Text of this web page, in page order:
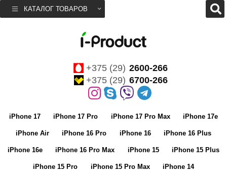
КАТАЛОГ ТОВАРОВ
+375 (29) 2600-266
+375 (29) 6700-266
iPhone 17 iPhone 17 Pro iPhone 17 Pro Max iPhone 17e
iPhone Air iPhone 16 Pro iPhone 16 iPhone 16 Plus
iPhone 16e iPhone 16 Pro Max iPhone 15 iPhone 15 Plus
iPhone 15 Pro iPhone 15 Pro Max iPhone 14